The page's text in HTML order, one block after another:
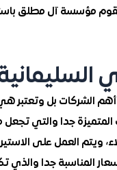
مؤسسة آل مطلق
الشركات بل وتعتبر
المتميزة جدا والتي
ويتم العمل على
المناسبة جدا